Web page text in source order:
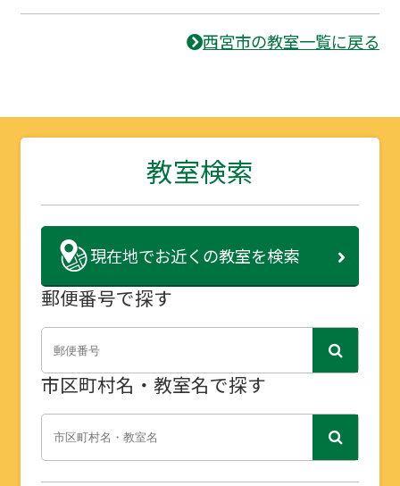
西宮市の教室一覧に戻る
教室検索
現在地でお近くの教室を検索
郵便番号で探す
市区町村名・教室名で探す